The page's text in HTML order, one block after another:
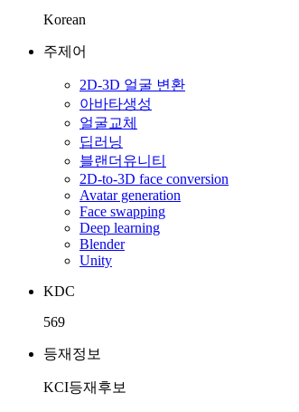
Korean
주제어
2D-3D 얼굴 변환
아바타생성
얼굴교체
딥러닝
블랜더유니티
2D-to-3D face conversion
Avatar generation
Face swapping
Deep learning
Blender
Unity
KDC
569
등재정보
KCI등재후보